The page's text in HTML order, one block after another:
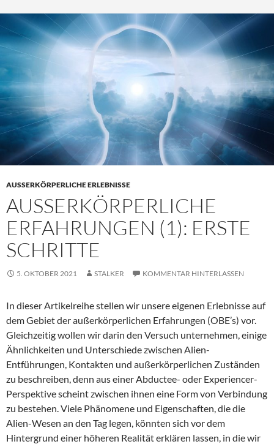
AUSSERKÖRPERLICHE ERLEBNISSE
AUSSERKÖRPERLICHE E
RFAHRUNGEN (1): ERSTE S
CHRITTE
5. OKTOBER 2021 STALKER KOMMENTAR HINTERLASSEN
In dieser Artikelreihe stellen wir unsere eigenen Erlebnisse auf
dem Gebiet der außerkörperlichen Erfahrungen (OBE’s) vor.
Gleichzeitig wollen wir darin den Versuch unternehmen, einige
Ähnlichkeiten und Unterschiede zwischen Alien-
Entführungen, Kontakten und außerkörperlichen Zuständen
zu beschreiben, denn aus einer Abductee- oder Experiencer-
Perspektive scheint zwischen ihnen eine Form von Verbindung
zu bestehen. Viele Phänomene und Eigenschaften, die die
Alien-Wesen an den Tag legen, könnten sich vor dem
Hintergrund einer höheren Realität erklären lassen, in die wir